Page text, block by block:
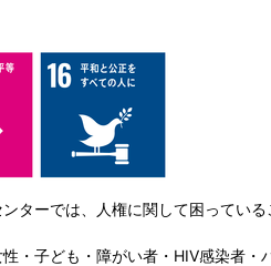
ターでは、人権に関して困ってい
・子ども・障がい者・HIV感染者